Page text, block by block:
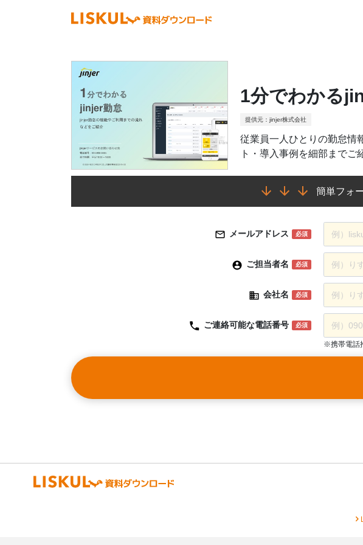
1分でわかる
提供元：jinjer株式会社
従業員一人ひとりの勤怠情
ト・導入事例を細部までご
簡単フォ
メールアドレス 必須
ご担当者名 必須
会社名 必須
ご連絡可能な電話番号 必須
※携帯電話
chevron_right